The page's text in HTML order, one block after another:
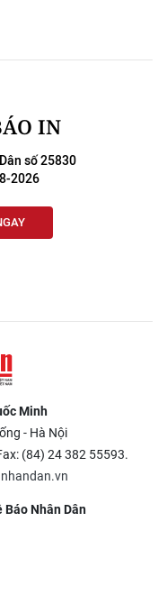
IN
số 25830
2026
Minh
- Hà Nội
(84) 24 382 55593.
Nhân Dân